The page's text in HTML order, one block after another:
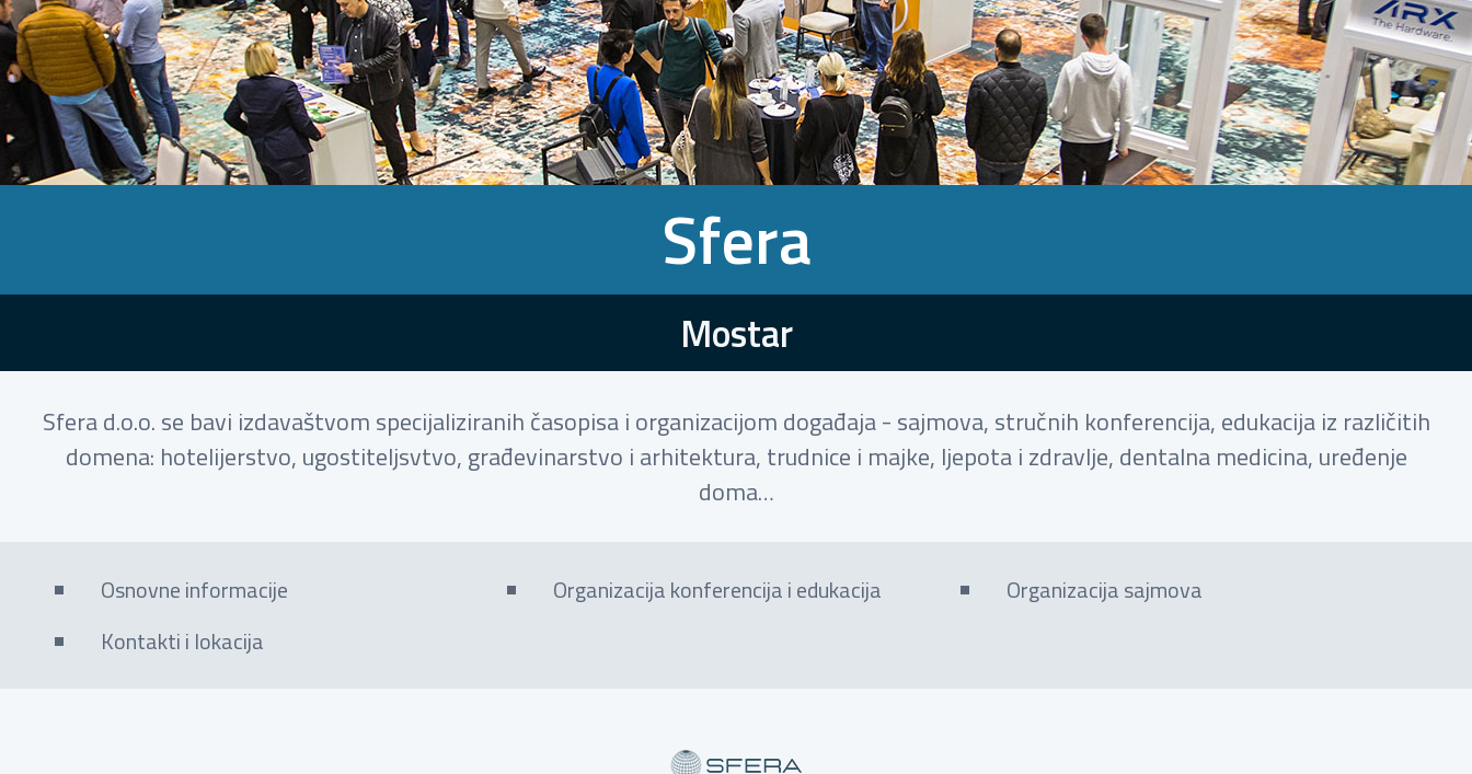
Sfera
Mostar
Sfera d.o.o. se bavi izdavaštvom specijaliziranih časopisa i organizacijom događaja - sajmova, stručnih konferencija, edukacija iz različitih
domena: hotelijerstvo, ugostiteljsvtvo, građevinarstvo i arhitektura, trudnice i majke, ljepota i zdravlje, dentalna medicina, uređenje
doma…
Osnovne informacije Organizacija konferencija i edukacija
Organizacija sajmova
Kontakti i lokacija